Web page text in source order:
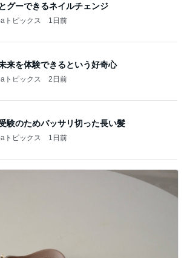
グーできるネイルチェンジ
トピックス 1日前
来を体験できるという好奇心
トピックス 2日前
験のためバッサリ切った長い髪
トピックス 1日前